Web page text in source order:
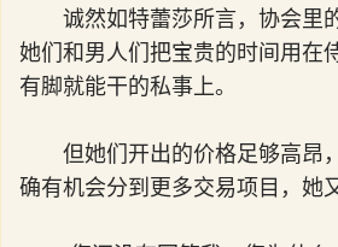
诚然如特蕾莎所言，协会里
她们和男人们把宝贵的时间用在
有脚就能干的私事上。
但她们开出的价格足够高昂
确有机会分到更多交易项目，她